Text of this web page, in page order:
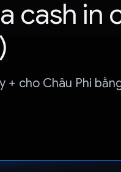
cash in
+ cho Châu Phi